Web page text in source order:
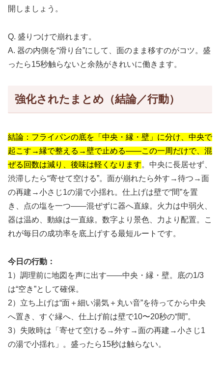
開しましょう。
Q. 盛りつけで崩れます。
A. 器の内側を“滑り台”にして、面のまま移すのがコツ。盛
ったら15秒触らないと余熱がきれいに働きます。
強化されたまとめ（結論／行動）
結論：フライパンの底を「中央・縁・壁」に分け、中央で
起こす→縁で整える→壁で止める——この一周だけで、混
ぜる回数は減り、後味は軽くなります。中央に長居せず、
渋滞したら“寄せて空ける”。面が崩れたら外す→待つ→面
の再建→小さじ1の湯で小揺れ。仕上げは壁で“間”を置
き、点の塩を一つ——混ぜずに器へ直線。火力は中弱火、
器は温め、動線は一直線。数字より景色、力より配置。こ
れが毎日の成功率を底上げする最短ルートです。
今日の行動：
1）調理前に地図を声に出す——中央・縁・壁。底の1/3
は“空き”として確保。
2）立ち上げは“面＋細い湯気＋丸い音”を待ってから中央
へ置き、すぐ縁へ、仕上げ前は壁で10〜20秒の“間”。
3）失敗時は「寄せて空ける→外す→面の再建→小さじ1
の湯で小揺れ」。盛ったら15秒は触らない。